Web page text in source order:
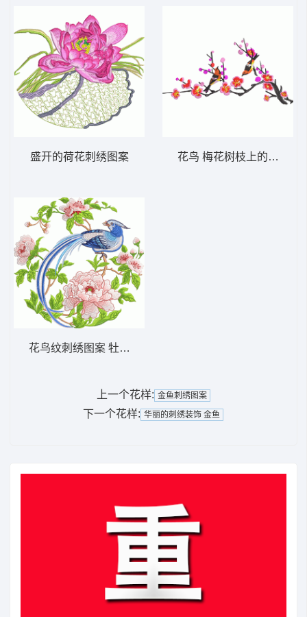
盛开的荷花刺绣图案
花鸟纹刺绣图案 牡丹花 长尾鸟
花鸟 梅花树枝上的鸟儿
上一个花样: 金鱼刺绣图案
下一个花样: 华丽的刺绣装饰 金鱼